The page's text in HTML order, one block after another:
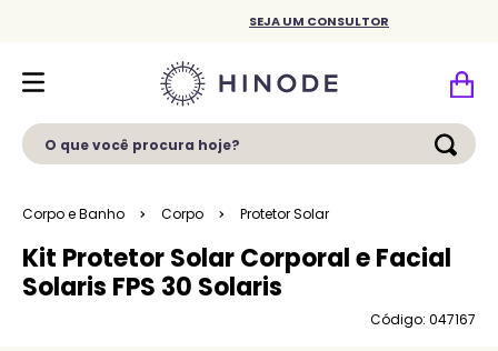
SEJA UM CONSULTOR
O que você procura hoje?
Corpo e Banho Corpo Protetor Solar
Kit Protetor Solar Corporal e Facial
Solaris FPS 30 Solaris
Código: 047167